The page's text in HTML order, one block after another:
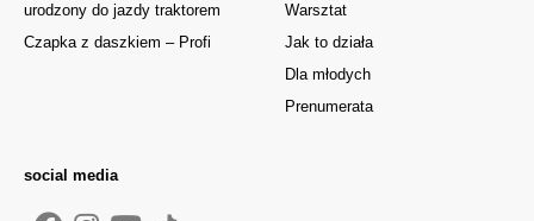
Warsztat
Jak to działa
Dla młodych
Prenumerata
urodzony do jazdy traktorem
Czapka z daszkiem – Profi
social media